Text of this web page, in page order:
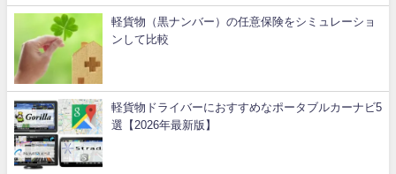
軽貨物（黒ナンバー）の任意保険をシミュレーショ
ンして比較
軽貨物ドライバーにおすすめなポータブルカーナビ5
選【2026年最新版】